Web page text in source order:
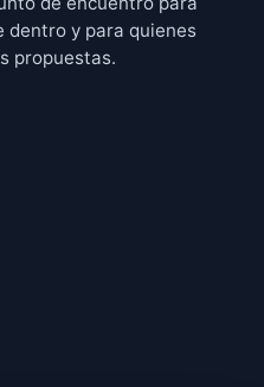
dentro y para quienes
propuestas.